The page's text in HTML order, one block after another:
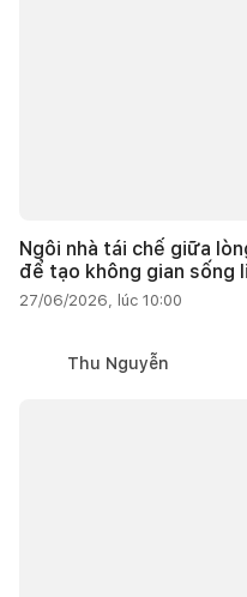
Ngôi nhà tái chế giữa
để tạo không gian sống
27/06/2026, lúc 10:00
Thu Nguyễn